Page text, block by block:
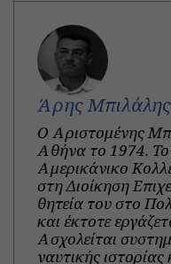
Άρης Μπιλάλης
Ο Αριστομένης
Αθήνα το 1974.
Αμερικάνικο
στη Διοίκηση
θητεία του στο
και έκτοτε
Ασχολείται
ναυτικής ιστορίας